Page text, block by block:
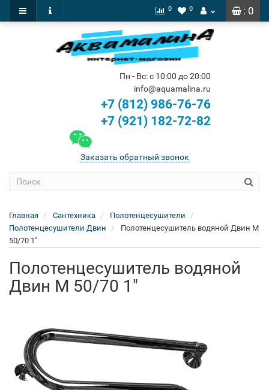
: 0
0 0
Пн - Вс: с 10:00 до 20:00
info@aquamalina.ru
+7 (812) 986-76-76
+7 (921) 182-72-82
Заказать обратный звонок
Главная Сантехника
Полотенцесушители
Полотенцесушители Двин
Полотенцесушитель водяной Двин M
50/70 1"
Полотенцесушитель водяной
Двин M 50/70 1"